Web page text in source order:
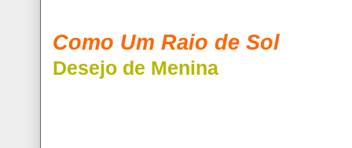
Como Um Raio de Sol
Desejo de Menina